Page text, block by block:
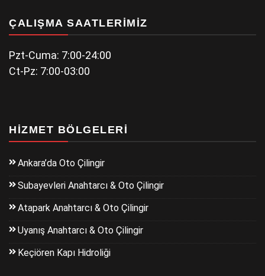
ÇALIŞMA SAATLERIMIZ
Pzt-Cuma: 7:00-24:00
Ct-Pz: 7:00-03:00
HIZMET BÖLGELERI
Ankara’da Oto Çilingir
Subayevleri Anahtarcı & Oto Çilingir
Atapark Anahtarcı & Oto Çilingir
Uyanış Anahtarcı & Oto Çilingir
Keçiören Kapı Hidroliği